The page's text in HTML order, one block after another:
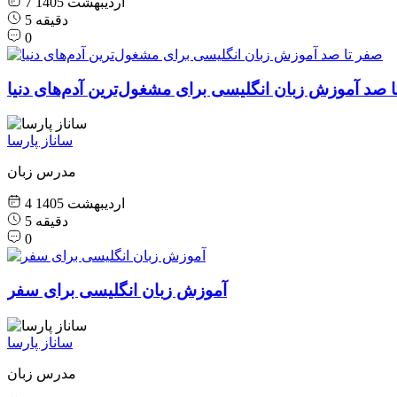
5 دقیقه
0
صد آموزش زبان انگلیسی برای مشغول‌ترین آدم‌های دنیا
ساناز پارسا
مدرس زبان
4 اردیبهشت 1405
5 دقیقه
0
آموزش زبان انگلیسی برای سفر
ساناز پارسا
مدرس زبان